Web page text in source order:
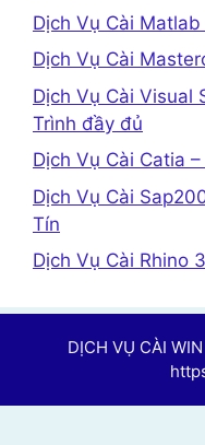
Dịch Vụ Cài
Dịch Vụ Cài
Dịch Vụ Cài Visual
Trình đầy đủ
Dịch Vụ Cài Catia
Dịch Vụ Cài
Tín
Dịch Vụ Cài Rhino
DỊCH VỤ CÀI